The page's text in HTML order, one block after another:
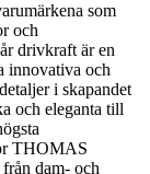
som
och
drivkraft är en
innovativa och
i skapandet
och eleganta till
THOMAS
dam- och